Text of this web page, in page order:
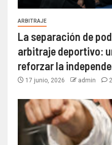
ARBITRAJE
La separación de
arbitraje deportivo:
reforzar la
17 junio, 2026 admin 2